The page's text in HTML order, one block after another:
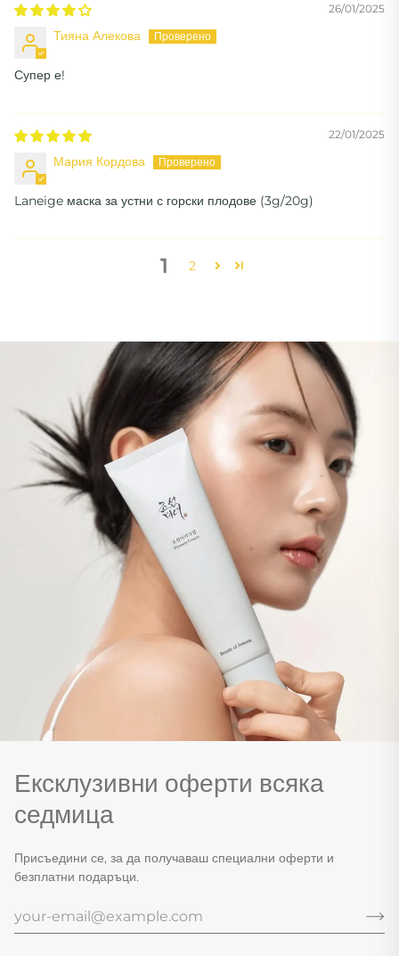
26/01/2025
Тияна Алекова
Супер е!
22/01/2025
Мария Кордова
Laneige маска за устни с горски плодове (3g/20g)
1 2
Ексклузивни оферти всяка
седмица
Присъедини се, за да получаваш специални оферти и
безплатни подаръци.